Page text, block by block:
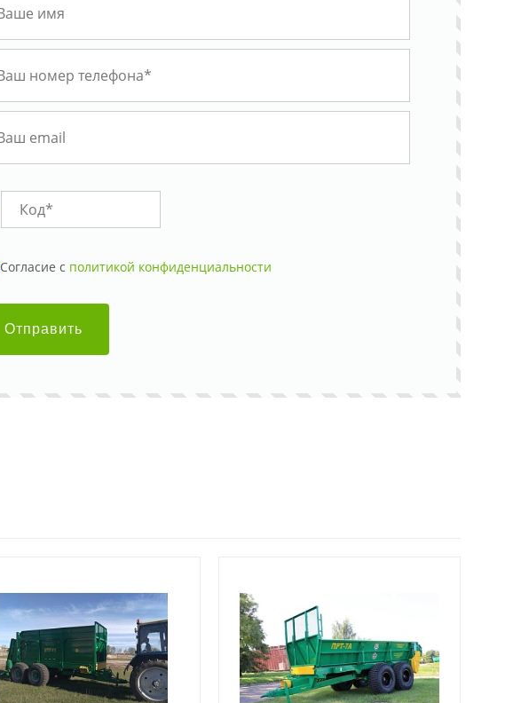
Cогласие с политикой конфиденциальности
Отправить